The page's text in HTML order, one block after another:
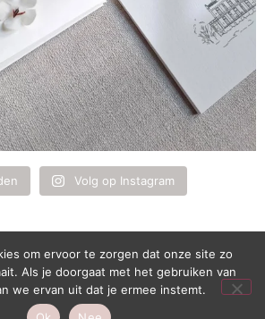
Volg op Instagram
om ervoor te zorgen dat onze site zo
Als je doorgaat met het gebruiken van
we ervan uit dat je ermee instemt.
Live chat
1